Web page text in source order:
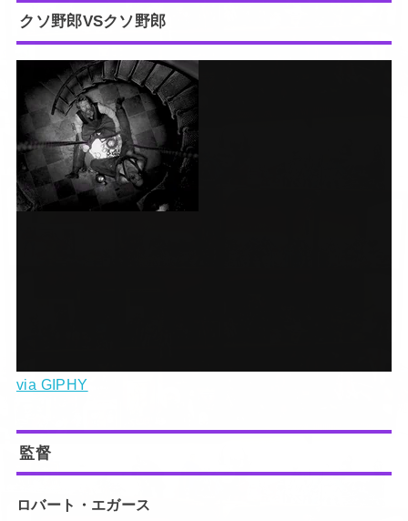
クソ野郎VSクソ野郎
via GIPHY
監督
ロバート・エガース